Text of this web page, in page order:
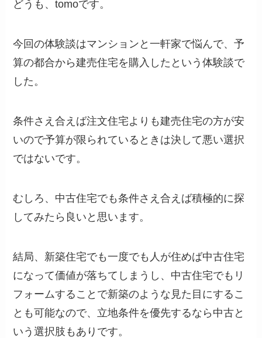
どうも、tomoです。
今回の体験談はマンションと一軒家で悩んで、予
算の都合から建売住宅を購入したという体験談で
した。
条件さえ合えば注文住宅よりも建売住宅の方が安
いので予算が限られているときは決して悪い選択
ではないです。
むしろ、中古住宅でも条件さえ合えば積極的に探
してみたら良いと思います。
結局、新築住宅でも一度でも人が住めば中古住宅
になって価値が落ちてしまうし、中古住宅でもリ
フォームすることで新築のような見た目にするこ
とも可能なので、立地条件を優先するなら中古と
いう選択肢もありです。